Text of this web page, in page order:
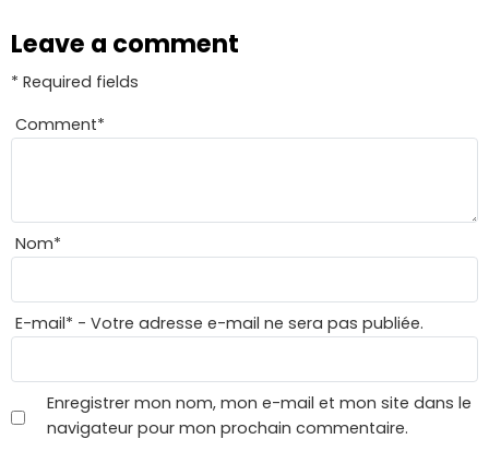
Leave a comment
* Required fields
Comment*
Nom*
E-mail* - Votre adresse e-mail ne sera pas publiée.
Enregistrer mon nom, mon e-mail et mon site dans le
navigateur pour mon prochain commentaire.